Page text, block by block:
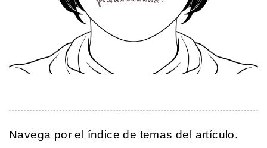
Navega por el índice de temas del artículo.